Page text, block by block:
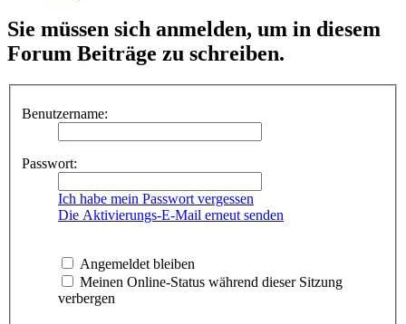
Sie müssen sich anmelden, um in diesem
Forum Beiträge zu schreiben.
Benutzername:
Passwort:
Ich habe mein Passwort vergessen
Die Aktivierungs-E-Mail erneut senden
Angemeldet bleiben
Meinen Online-Status während dieser Sitzung
verbergen